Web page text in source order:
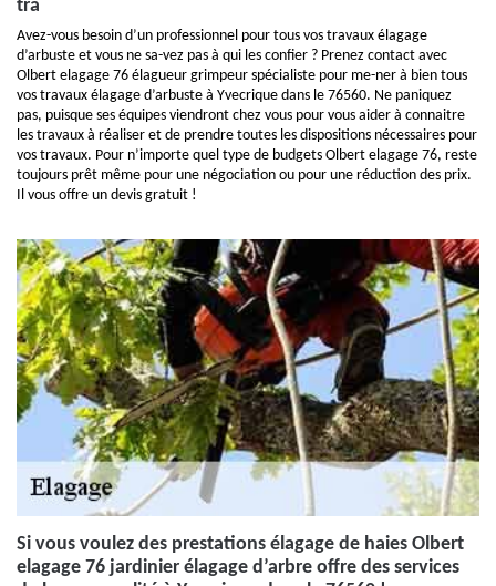
tra
Avez-vous besoin d’un professionnel pour tous vos travaux élagage
d’arbuste et vous ne sa-vez pas à qui les confier ? Prenez contact avec
Olbert elagage 76 élagueur grimpeur spécialiste pour me-ner à bien tous
vos travaux élagage d’arbuste à Yvecrique dans le 76560. Ne paniquez
pas, puisque ses équipes viendront chez vous pour vous aider à connaitre
les travaux à réaliser et de prendre toutes les dispositions nécessaires pour
vos travaux. Pour n’importe quel type de budgets Olbert elagage 76, reste
toujours prêt même pour une négociation ou pour une réduction des prix.
Il vous offre un devis gratuit !
Si vous voulez des prestations élagage de haies Olbert
elagage 76 jardinier élagage d’arbre offre des services